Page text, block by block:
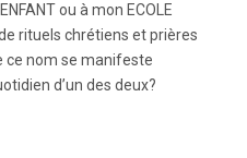
ou à mon ECOLE
rituels chrétiens et prières
ce nom se manifeste
d’un des deux?